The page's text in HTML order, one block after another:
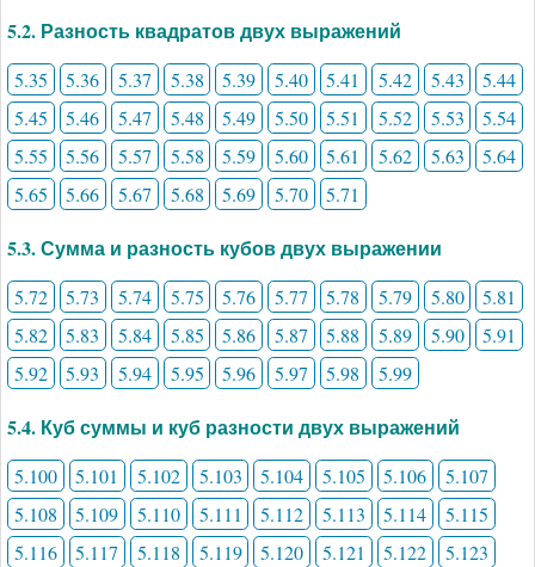
5.2. Разность квадратов двух выражений
5.35 5.36 5.37 5.38 5.39 5.40 5.41 5.42 5.43
5.44
5.45
5.46 5.47 5.48 5.49 5.50 5.51 5.52 5.53
5.54
5.55
5.56 5.57 5.58 5.59 5.60 5.61 5.62 5.63
5.64
5.65
5.66 5.67 5.68 5.69 5.70 5.71
5.3. Сумма и разность кубов двух выражении
5.72 5.73 5.74 5.75 5.76 5.77 5.78 5.79 5.80
5.81
5.82
5.83 5.84 5.85 5.86 5.87 5.88 5.89 5.90
5.91
5.92
5.93 5.94 5.95 5.96 5.97 5.98 5.99
5.4. Куб суммы и куб разности двух выражений
5.100 5.101 5.102 5.103 5.104 5.105 5.106
5.107
5.108
5.109 5.110 5.111 5.112 5.113 5.114
5.115
5.116
5.117 5.118 5.119 5.120 5.121 5.122
5.123